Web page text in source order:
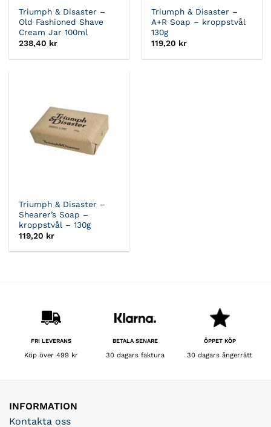
Triumph & Disaster –
Old Fashioned Shave
Cream Jar 100ml
238,40 kr
Triumph & Disaster –
A+R Soap – kroppstvål
130g
119,20 kr
Triumph & Disaster –
Shearer’s Soap –
kroppstvål – 130g
119,20 kr
FRI LEVERANS
Köp över 499 kr
BETALA SENARE
30 dagars faktura
ÖPPET KÖP
30 dagars ångerrätt
INFORMATION
Kontakta oss